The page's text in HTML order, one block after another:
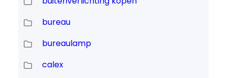
bureau
bureaulamp
calex